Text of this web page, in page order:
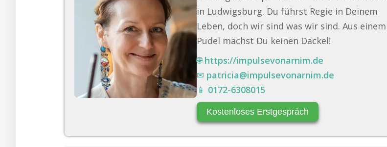
in Ludwigsburg. Du führst Regie in Deinem
Leben, doch wir sind was wir sind. Aus einem
Pudel machst Du keinen Dackel!
🌐https://impulsevonarnim.de
✉ patricia@impulsevonarnim.de
📱 0172-6308015
Kostenloses Erstgespräch